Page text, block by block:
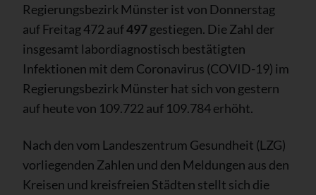
Regierungsbezirk Münster ist von Donnerstag
auf Freitag 472 auf497gestiegen. Die Zahl der
insgesamt labordiagnostisch bestätigten
Infektionen mit dem Coronavirus (COVID-19) im
Regierungsbezirk Münster hat sich von gestern
auf heute von 109.722 auf 109.784 erhöht.
Nach den vom Landeszentrum Gesundheit (LZG)
vorliegenden Zahlen und den Meldungen aus den
Kreisen und kreisfreien Städten stellt sich die